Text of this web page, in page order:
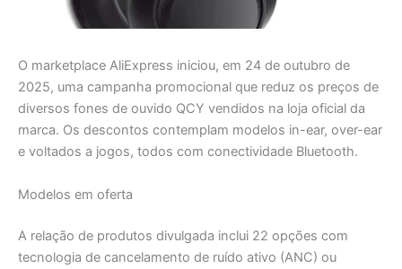
O marketplace AliExpress iniciou, em 24 de outubro de
2025, uma campanha promocional que reduz os preços de
diversos fones de ouvido QCY vendidos na loja oficial da
marca. Os descontos contemplam modelos in-ear, over-ear
e voltados a jogos, todos com conectividade Bluetooth.
Modelos em oferta
A relação de produtos divulgada inclui 22 opções com
tecnologia de cancelamento de ruído ativo (ANC) ou